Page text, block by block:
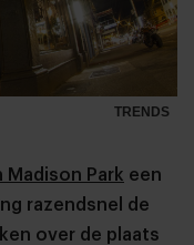
TRENDS
Madison Park een
razendsnel de
over de plaats